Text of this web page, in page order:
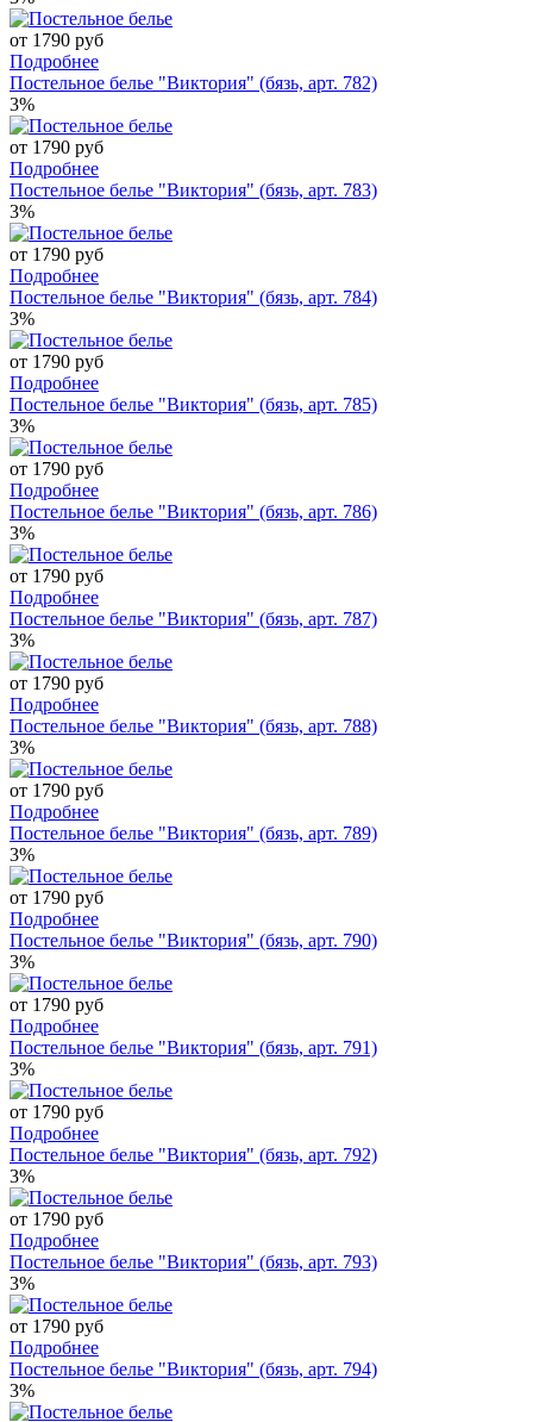
от 1790 руб
Подробнее
Постельное белье "Виктория" (бязь, арт. 782)
3%
от 1790 руб
Подробнее
Постельное белье "Виктория" (бязь, арт. 783)
3%
от 1790 руб
Подробнее
Постельное белье "Виктория" (бязь, арт. 784)
3%
от 1790 руб
Подробнее
Постельное белье "Виктория" (бязь, арт. 785)
3%
от 1790 руб
Подробнее
Постельное белье "Виктория" (бязь, арт. 786)
3%
от 1790 руб
Подробнее
Постельное белье "Виктория" (бязь, арт. 787)
3%
от 1790 руб
Подробнее
Постельное белье "Виктория" (бязь, арт. 788)
3%
от 1790 руб
Подробнее
Постельное белье "Виктория" (бязь, арт. 789)
3%
от 1790 руб
Подробнее
Постельное белье "Виктория" (бязь, арт. 790)
3%
от 1790 руб
Подробнее
Постельное белье "Виктория" (бязь, арт. 791)
3%
от 1790 руб
Подробнее
Постельное белье "Виктория" (бязь, арт. 792)
3%
от 1790 руб
Подробнее
Постельное белье "Виктория" (бязь, арт. 793)
3%
от 1790 руб
Подробнее
Постельное белье "Виктория" (бязь, арт. 794)
3%